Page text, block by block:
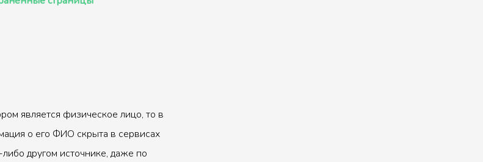
является физическое лицо, то в
о его ФИО скрыта в сервисах
другом источнике, даже по